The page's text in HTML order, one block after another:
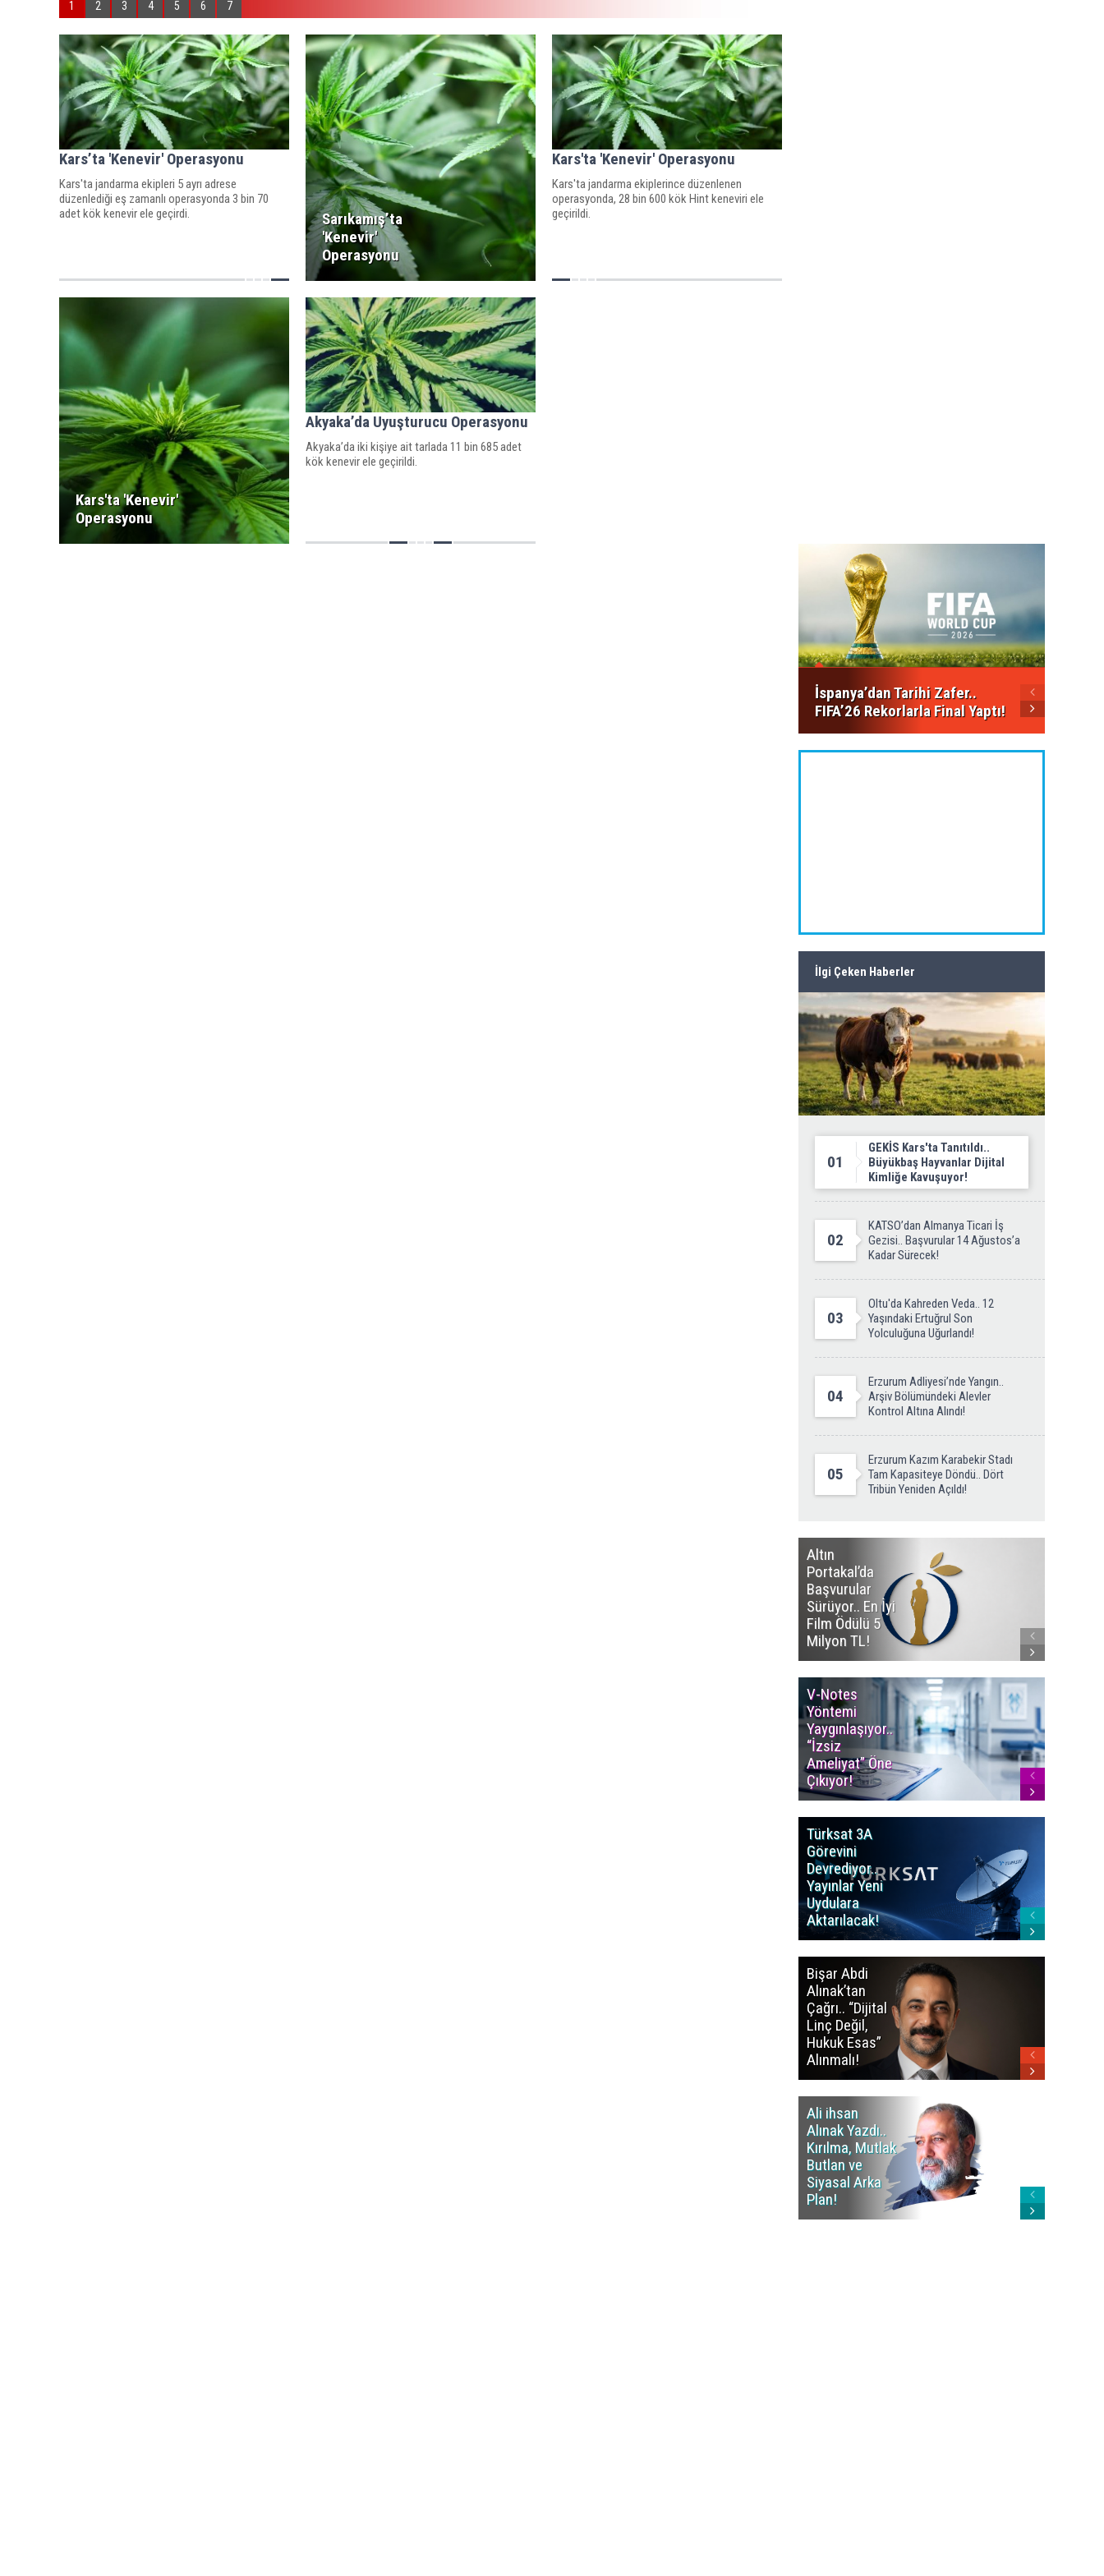
1 2 3 4 5 6 7
Kars’ta 'Kenevir' Operasyonu
Kars'ta jandarma ekipleri 5 ayrı adrese
düzenlediği eş zamanlı operasyonda 3 bin 70
adet kök kenevir ele geçirdi.
Sarıkamış’ta
'Kenevir'
Operasyonu
Kars'ta 'Kenevir' Operasyonu
Kars'ta jandarma ekiplerince düzenlenen
operasyonda, 28 bin 600 kök Hint keneviri ele
geçirildi.
Kars'ta 'Kenevir'
Operasyonu
Akyaka’da Uyuşturucu Operasyonu
Akyaka’da iki kişiye ait tarlada 11 bin 685 adet
kök kenevir ele geçirildi.
İspanya’dan Tarihi Zafer..
FIFA’26 Rekorlarla Final Yaptı!
İlgi Çeken Haberler
01
GEKİS Kars'ta Tanıtıldı..
Büyükbaş Hayvanlar Dijital
Kimliğe Kavuşuyor!
02
KATSO’dan Almanya Ticari İş
Gezisi.. Başvurular 14 Ağustos’a
Kadar Sürecek!
03
Oltu'da Kahreden Veda.. 12
Yaşındaki Ertuğrul Son
Yolculuğuna Uğurlandı!
04
Erzurum Adliyesi’nde Yangın..
Arşiv Bölümündeki Alevler
Kontrol Altına Alındı!
05
Erzurum Kazım Karabekir Stadı
Tam Kapasiteye Döndü.. Dört
Tribün Yeniden Açıldı!
Altın
Portakal’da
Başvurular
Sürüyor.. En İyi
Film Ödülü 5
Milyon TL!
V-Notes
Yöntemi
Yaygınlaşıyor..
“İzsiz
Ameliyat” Öne
Çıkıyor!
Türksat 3A
Görevini
Devrediyor..
Yayınlar Yeni
Uydulara
Aktarılacak!
Bişar Abdi
Alınak’tan
Çağrı.. “Dijital
Linç Değil,
Hukuk Esas”
Alınmalı!
Ali ihsan
Alınak Yazdı..
Kırılma, Mutlak
Butlan ve
Siyasal Arka
Plan!